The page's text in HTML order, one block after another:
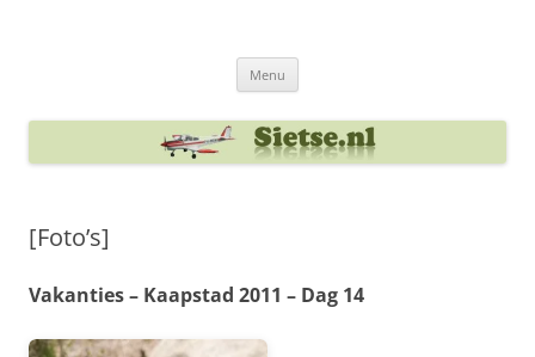
Menu
[Foto’s]
Vakanties – Kaapstad 2011 – Dag 14